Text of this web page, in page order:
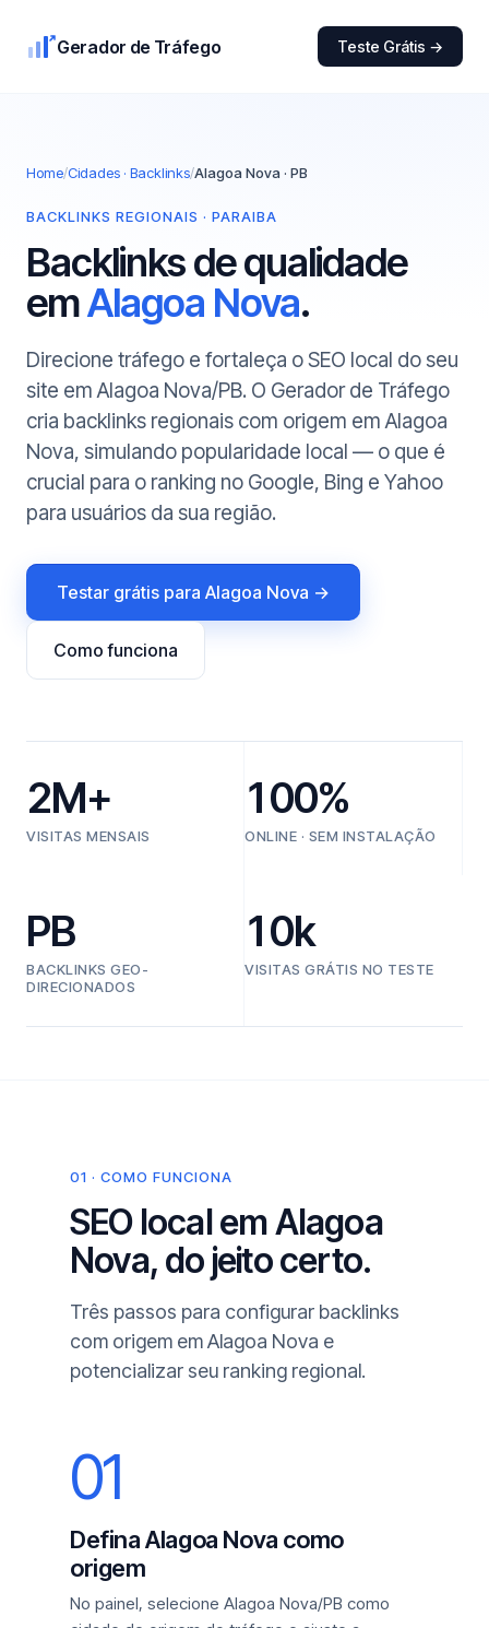
Gerador de Tráfego Teste Grátis →
Home/Cidades · Backlinks/Alagoa Nova · PB
BACKLINKS REGIONAIS · PARAIBA
Backlinks de qualidade
emAlagoa Nova.
Direcione tráfego e fortaleça o SEO local do seu
site em Alagoa Nova/PB. O Gerador de Tráfego
cria backlinks regionais com origem em Alagoa
Nova, simulando popularidade local — o que é
crucial para o ranking no Google, Bing e Yahoo
para usuários da sua região.
Testar grátis para Alagoa Nova →
Como funciona
2M+
VISITAS MENSAIS
100%
ONLINE · SEM INSTALAÇÃO
PB
BACKLINKS GEO-
DIRECIONADOS
10k
VISITAS GRÁTIS NO TESTE
01 · COMO FUNCIONA
SEO local em Alagoa
Nova, do jeito certo.
Três passos para configurar backlinks
com origem em Alagoa Nova e
potencializar seu ranking regional.
01
Defina Alagoa Nova como
origem
No painel, selecione Alagoa Nova/PB como